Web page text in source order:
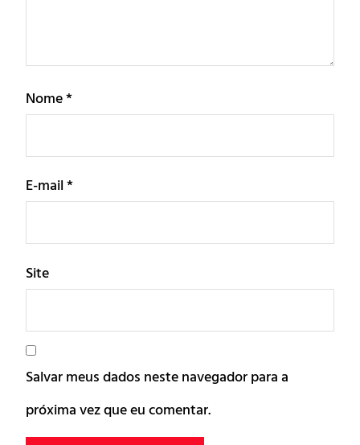
Nome*
E-mail*
Site
Salvar meus dados neste navegador para a
próxima vez que eu comentar.